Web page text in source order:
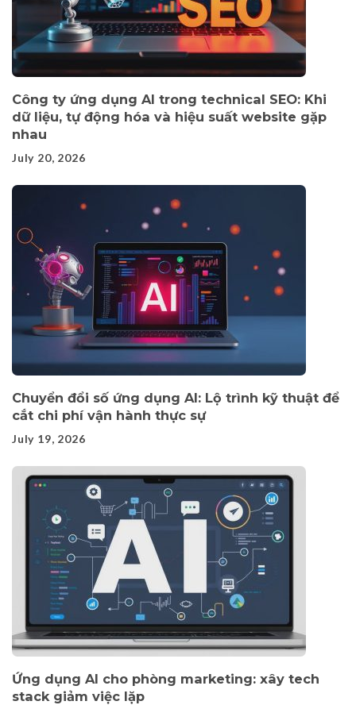
Công ty ứng dụng AI trong technical SEO: Khi
dữ liệu, tự động hóa và hiệu suất website gặp
nhau
July 20, 2026
Chuyển đổi số ứng dụng AI: Lộ trình kỹ thuật để
cắt chi phí vận hành thực sự
July 19, 2026
Ứng dụng AI cho phòng marketing: xây tech
stack giảm việc lặp